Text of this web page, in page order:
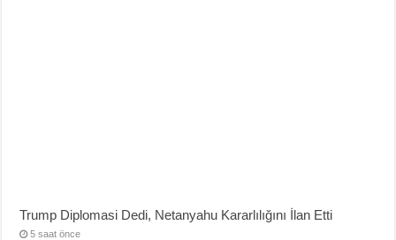
Trump Diplomasi Dedi, Netanyahu Kararlılığını İlan Etti
5 saat önce